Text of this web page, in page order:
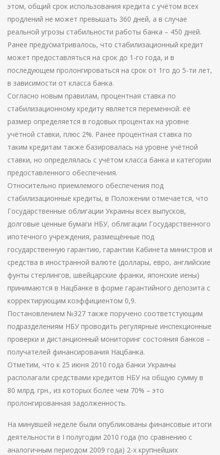
этом, общий срок использования кредита с учётом всех
продлений не может превышать 360 дней, а в случае
реальной угрозы стабильности работы банка – 450 дней.
Ранее предусматривалось, что стабилизационный кредит
может предоставляться на срок до 1-го года, и в
последующем пролонгироваться на срок от 1го до 5-ти лет,
в зависимости от класса банка.
Согласно новым правилам, процентная ставка по
стабилизационному кредиту является переменной: её
размер определяется в годовых процентах на уровне
учётной ставки, плюс 2%. Ранее процентная ставка по
таким кредитам также базировалась на уровне учётной
ставки, но определялась с учётом класса банка и категории
предоставленного обеспечения.
Относительно приемлемого обеспечения под
стабилизационные кредиты, в Положении отмечается, что
Государственные облигации Украины всех выпусков,
долговые ценные бумаги НБУ, облигации Государственного
ипотечного учреждения, размещённые под
государственную гарантию, гарантии Кабинета министров и
средства в иностранной валюте (доллары, евро, английские
фунты стерлингов, швейцарские франки, японские иены)
принимаются в Нацбанке в форме гарантийного депозита с
корректирующим коэффициентом 0,9.
Постановлением №327 также поручено соответстующим
подразделениям НБУ проводить регулярные инспекционные
проверки и дистанционный мониторинг состояния банков –
получателей финансирования Нацбанка.
Отметим, что к 25 июня 2010 года банки Украины
располагали средствами кредитов НБУ на общую сумму в
80 млрд. грн., из которых более чем 70% – это
пролонгированная задолженность.
На минувшей неделе были опубликованы финансовые итоги
деятельности в I полугодии 2010 года (по сравнению с
аналогичным периодом 2009 года) 2-х крупнейших